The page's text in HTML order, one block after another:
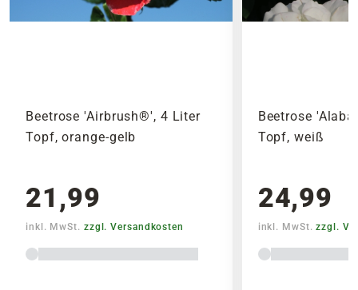
Beetrose 'Airbrush®', 4 Liter
Topf, orange-gelb
21,99
inkl. MwSt. zzgl. Versandkosten
Beetrose
Topf, weiß
24,99
inkl. MwSt.zzgl.